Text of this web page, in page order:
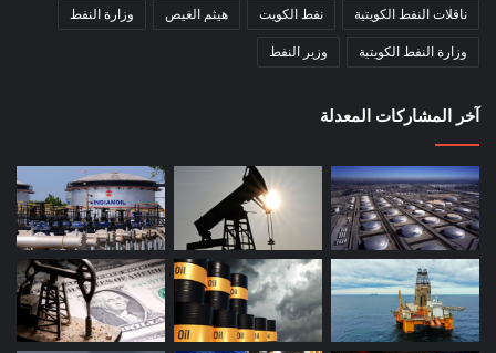
ناقلات النفط الكويتية نفط الكويت هيثم الغيص وزارة النفط
وزارة النفط الكويتية وزير النفط
آخر المشاركات المعدلة